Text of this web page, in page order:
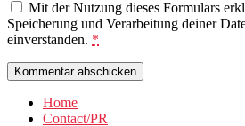
Mit der Nutzung dieses Formulars
Speicherung und Verarbeitung deiner
einverstanden. *
Home
Contact/PR